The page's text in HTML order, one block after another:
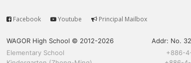
Service
Facebook Youtube Principal Mailbox
WAGOR High School © 2012-2026 Addr: No.
Elementary School
+886-